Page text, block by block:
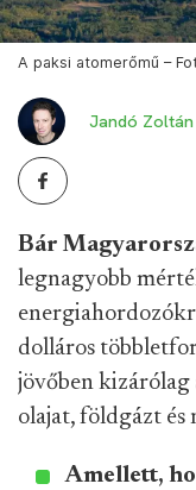
A paksi atomerőmű –
Jandó Zoltán
Bár
legnagyobb
dolláros
jövőben
olajat, földgázt
Amellett,